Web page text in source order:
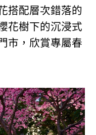
搭配層次錯落的
花樹下的沉浸式
市，欣賞專屬春